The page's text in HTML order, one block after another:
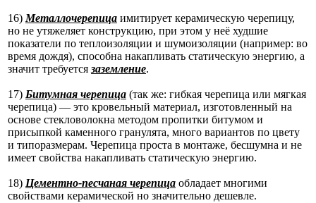
16) Металлочерепица имитирует керамическую черепицу,
но не утяжеляет конструкцию, при этом у неё худшие
показатели по теплоизоляции и шумоизоляции (например: во
время дождя), способна накапливать статическую энергию, а
значит требуется заземление.
17) Битумная черепица (так же: гибкая черепица или мягкая
черепица) — это кровельный материал, изготовленный на
основе стекловолокна методом пропитки битумом и
присыпкой каменного гранулята, много вариантов по цвету
и типоразмерам. Черепица проста в монтаже, бесшумна и не
имеет свойства накапливать статическую энергию.
18) Цементно-песчаная черепица обладает многими
свойствами керамической но значительно дешевле.